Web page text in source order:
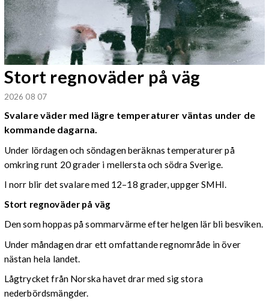
Stort regnoväder på väg
2026 08 07
Svalare väder med lägre temperaturer väntas under de
kommande dagarna.
Under lördagen och söndagen beräknas temperaturer på
omkring runt 20 grader i mellersta och södra Sverige.
I norr blir det svalare med 12–18 grader, uppger SMHI.
Stort regnoväder på väg
Den som hoppas på sommarvärme efter helgen lär bli besviken.
Under måndagen drar ett omfattande regnområde in över
nästan hela landet.
Lågtrycket från Norska havet drar med sig stora
nederbördsmängder.